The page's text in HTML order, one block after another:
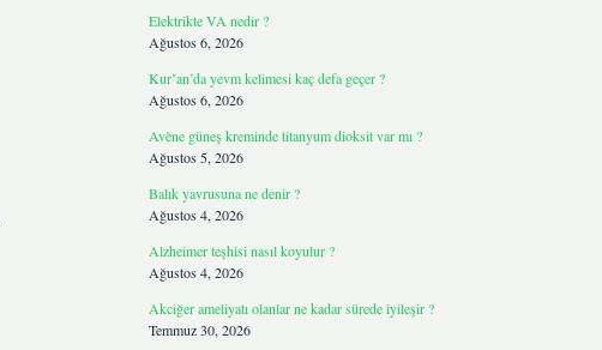
Elektrikte VA nedir ?
Ağustos 6, 2026
Kur’an’da yevm kelimesi kaç defa geçer ?
Ağustos 6, 2026
Avène güneş kreminde titanyum dioksit var mı ?
Ağustos 5, 2026
Balık yavrusuna ne denir ?
Ağustos 4, 2026
Alzheimer teşhisi nasıl koyulur ?
Ağustos 4, 2026
Akciğer ameliyatı olanlar ne kadar sürede iyileşir ?
Temmuz 30, 2026